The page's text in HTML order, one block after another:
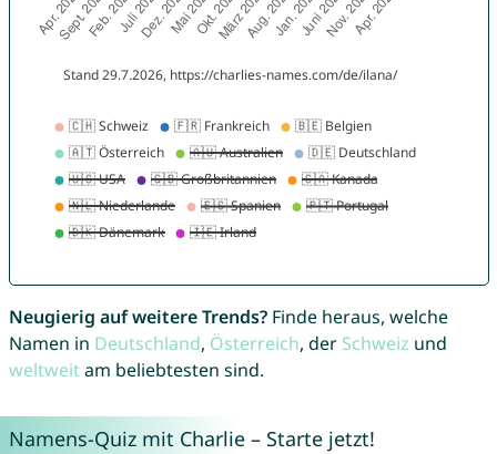
Neugierig auf weitere Trends?Finde heraus, welche
Namen in Deutschland, Österreich, der Schweiz und
weltweitam beliebtesten sind.
Namens-Quiz mit Charlie – Starte jetzt!